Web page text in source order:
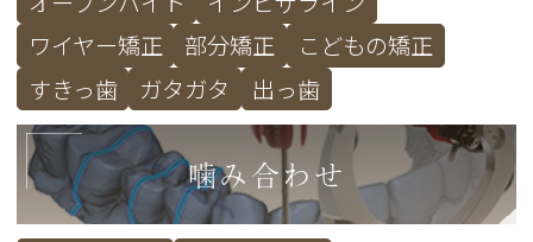
ワイヤー矯正
部分矯正
こどもの矯正
すきっ歯
ガタガタ 出っ歯
噛み合わせ